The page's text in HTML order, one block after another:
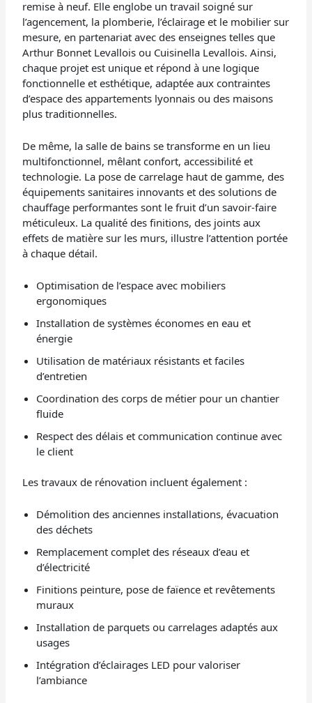
remise à neuf. Elle englobe un travail soigné sur
l’agencement, la plomberie, l’éclairage et le mobilier sur
mesure, en partenariat avec des enseignes telles que
Arthur Bonnet Levallois ou Cuisinella Levallois. Ainsi,
chaque projet est unique et répond à une logique
fonctionnelle et esthétique, adaptée aux contraintes
d’espace des appartements lyonnais ou des maisons
plus traditionnelles.
De même, la salle de bains se transforme en un lieu
multifonctionnel, mêlant confort, accessibilité et
technologie. La pose de carrelage haut de gamme, des
équipements sanitaires innovants et des solutions de
chauffage performantes sont le fruit d’un savoir-faire
méticuleux. La qualité des finitions, des joints aux
effets de matière sur les murs, illustre l’attention portée
à chaque détail.
Optimisation de l’espace avec mobiliers
ergonomiques
Installation de systèmes économes en eau et
énergie
Utilisation de matériaux résistants et faciles
d’entretien
Coordination des corps de métier pour un chantier
fluide
Respect des délais et communication continue avec
le client
Les travaux de rénovation incluent également :
Démolition des anciennes installations, évacuation
des déchets
Remplacement complet des réseaux d’eau et
d’électricité
Finitions peinture, pose de faïence et revêtements
muraux
Installation de parquets ou carrelages adaptés aux
usages
Intégration d’éclairages LED pour valoriser
l’ambiance